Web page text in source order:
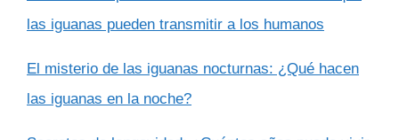
las iguanas pueden transmitir a los humanos
El misterio de las iguanas nocturnas: ¿Qué hacen
las iguanas en la noche?